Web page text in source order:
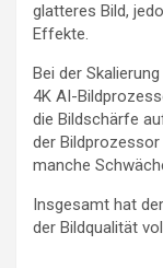
glatteres Bild,
Effekte.
Bei der
4K AI-
die Bildschärfe
der Bildprozessor
manche
Insgesamt hat
der Bildqualität